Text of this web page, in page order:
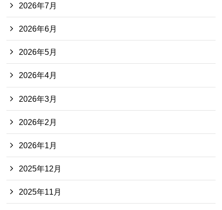
2026年7月
2026年6月
2026年5月
2026年4月
2026年3月
2026年2月
2026年1月
2025年12月
2025年11月